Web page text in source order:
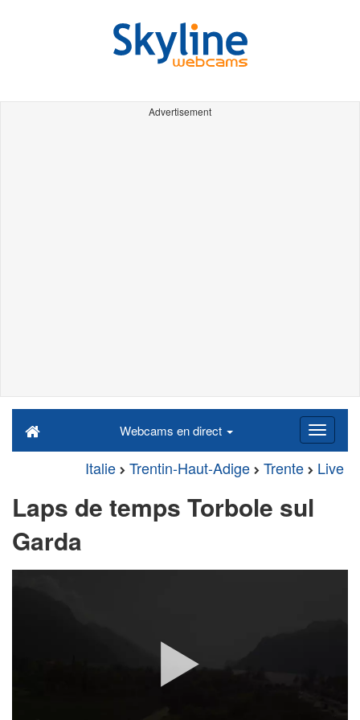
Advertisement
Webcams en direct
Italie Trentin-Haut-Adige Trente Live
Laps de temps Torbole sul
Garda